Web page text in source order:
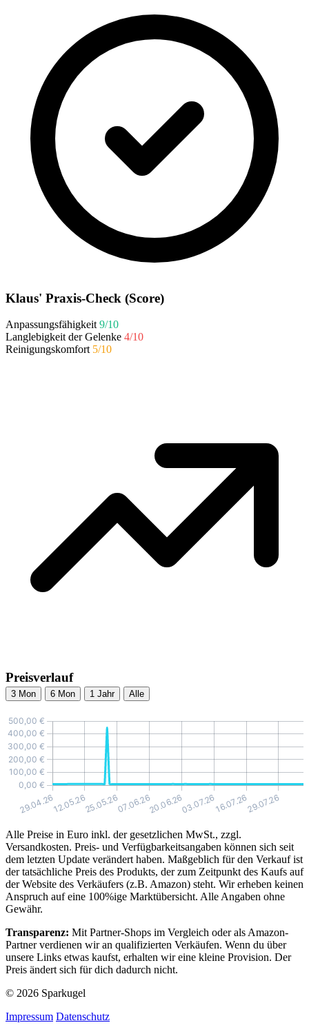
Klaus' Praxis-Check (Score)
Anpassungsfähigkeit 9/10
Langlebigkeit der Gelenke 4/10
Reinigungskomfort 5/10
Preisverlauf
3 Mon 6 Mon 1 Jahr Alle
Alle Preise in Euro inkl. der gesetzlichen MwSt., zzgl.
Versandkosten. Preis- und Verfügbarkeitsangaben können sich seit
dem letzten Update verändert haben. Maßgeblich für den Verkauf ist
der tatsächliche Preis des Produkts, der zum Zeitpunkt des Kaufs auf
der Website des Verkäufers (z.B. Amazon) steht. Wir erheben keinen
Anspruch auf eine 100%ige Marktübersicht. Alle Angaben ohne
Gewähr.
Transparenz: Mit Partner-Shops im Vergleich oder als Amazon-
Partner verdienen wir an qualifizierten Verkäufen. Wenn du über
unsere Links etwas kaufst, erhalten wir eine kleine Provision. Der
Preis ändert sich für dich dadurch nicht.
© 2026 Sparkugel
Impressum Datenschutz